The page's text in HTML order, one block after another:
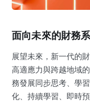
面向未來的財務
展望未來，新一代的
高適應力與跨越地域
務發展同步思考、學
化、持續學習、即時